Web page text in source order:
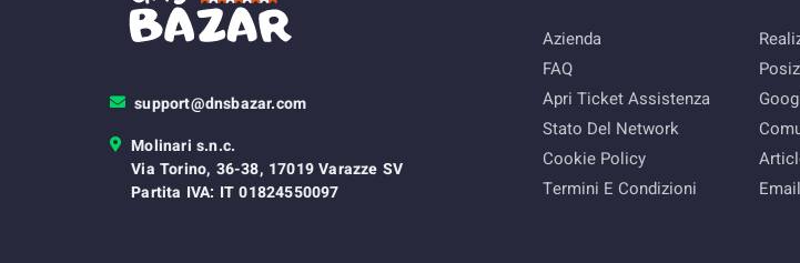
support@dnsbazar.com
Molinari s.n.c.
Via Torino, 36-38, 17019 Varazze SV
Partita IVA: IT 01824550097
Azienda
FAQ
Apri Ticket Assistenza
Stato Del Network
Cookie Policy
Termini E Condizioni